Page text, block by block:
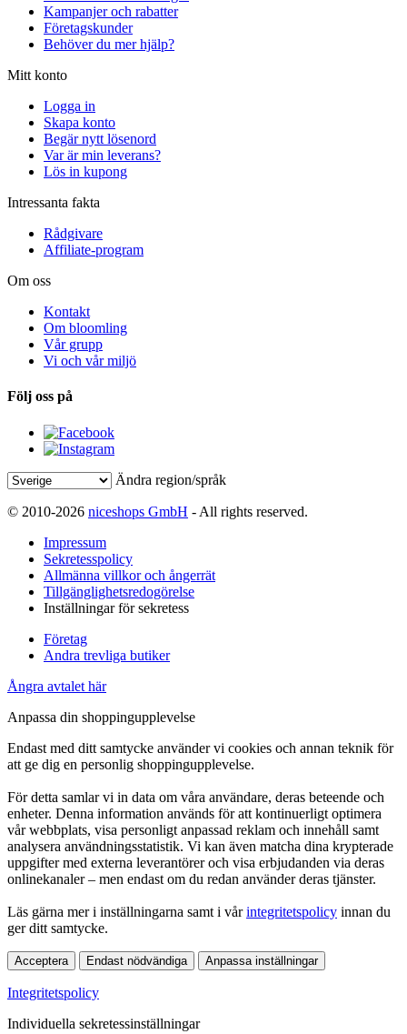
Kampanjer och rabatter
Företagskunder
Behöver du mer hjälp?
Mitt konto
Logga in
Skapa konto
Begär nytt lösenord
Var är min leverans?
Lös in kupong
Intressanta fakta
Rådgivare
Affiliate-program
Om oss
Kontakt
Om bloomling
Vår grupp
Vi och vår miljö
Följ oss på
Ändra region/språk
© 2010-2026 niceshops GmbH - All rights reserved.
Impressum
Sekretesspolicy
Allmänna villkor och ångerrät
Tillgänglighetsredogörelse
Inställningar för sekretess
Företag
Andra trevliga butiker
Ångra avtalet här
Anpassa din shoppingupplevelse
Endast med ditt samtycke använder vi cookies och annan teknik för
att ge dig en personlig shoppingupplevelse.
För detta samlar vi in data om våra användare, deras beteende och
enheter. Denna information används för att kontinuerligt optimera
vår webbplats, visa personligt anpassad reklam och innehåll samt
analysera användningsstatistik. Vi kan även matcha dina krypterade
uppgifter med externa leverantörer och visa erbjudanden via deras
onlinekanaler – men endast om du redan använder deras tjänster.
Läs gärna mer i inställningarna samt i vårintegritetspolicy innan du
ger ditt samtycke.
Acceptera Endast nödvändiga Anpassa inställningar
Integritetspolicy
Individuella sekretessinställningar